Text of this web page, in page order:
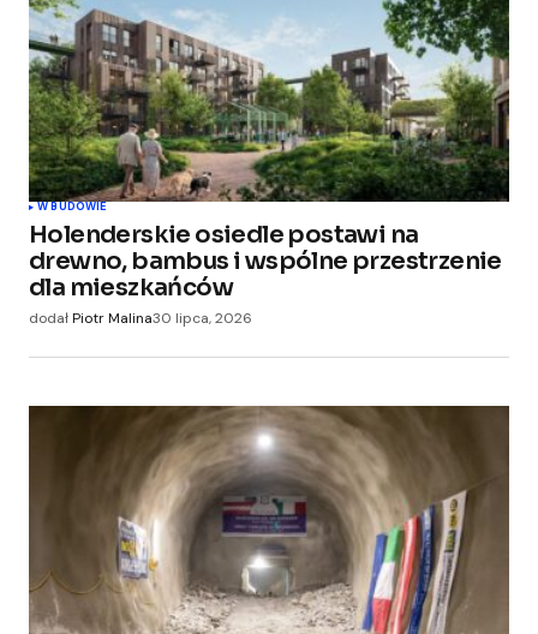
Comment*
Your Name*
Your E-mail*
Zapamiętaj moje dane w tej przeglądarce
podczas pisania kolejnych komentarzy.
Submit Comment
W BUDOWIE
Holenderskie osiedle postawi na
drewno, bambus i wspólne przestrzenie
dla mieszkańców
dodałPiotr Malina30 lipca, 2026